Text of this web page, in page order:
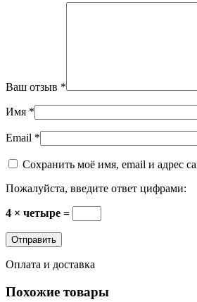
Ваш отзыв *
Имя *
Email *
Сохранить моё имя, email и адрес
Пожалуйста, введите ответ цифрами:
4 × четыре =
Оплата и доставка
Похожие товары